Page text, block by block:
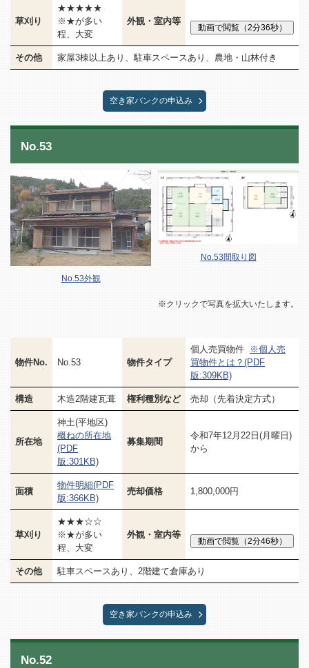
草刈り
★★★★★
※★が多い
程、大変
外観・室内等
その他 家屋3棟以上あり、駐車スペースあり、農地・山林付き
空き家バンクの申込み
No.53
No.53外観
No.53間取り図
※クリックで写真を拡大いたします。
物件No. No.53 物件タイプ
個人売買物件
※個人売
買物件とは？(PDF
版:309KB)
構造 木造2階建瓦葺 権利種別など 売却（先着決定方式）
所在地
神土(平地区)
概ねの所在地
(PDF
版:301KB)
募集期間
令和7年12月22日(月曜日)
から
面積
物件明細(PDF
版:366KB)
売却価格 1,800,000円
草刈り
★★★☆☆
※★が多い
程、大変
外観・室内等
その他 駐車スペースあり、2階建て倉庫あり
空き家バンクの申込み
No.52